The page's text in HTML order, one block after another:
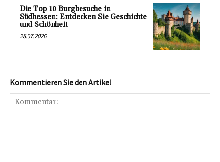
Die Top 10 Burgbesuche in
Südhessen: Entdecken Sie Geschichte
und Schönheit
28.07.2026
Kommentieren Sie den Artikel